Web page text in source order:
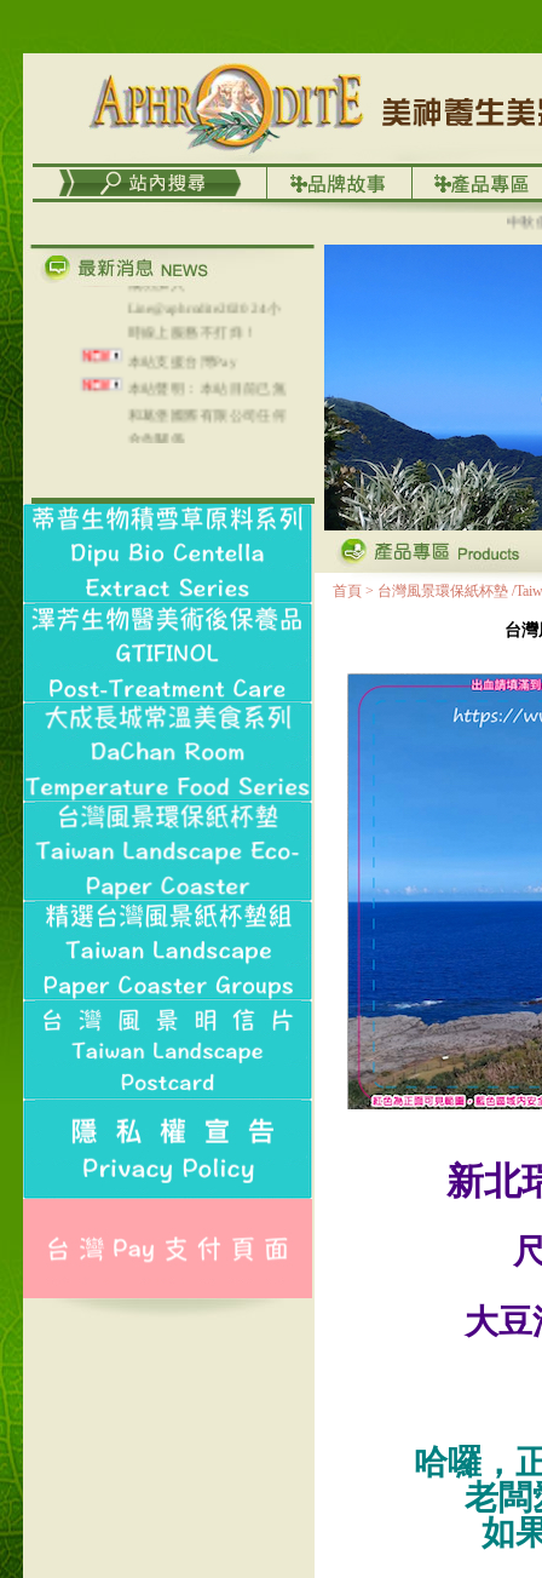
中秋優選
在外租屋者、居住處無管
理員、不方便在工作地點
取件者，歡迎多多使用
【郵局i郵箱】的服務喔～
【i郵箱】設立的地點，請
成功加入
Line@aphrodite2020 24小
本站支援台灣Pay
本站聲明：本站目前已無
和葛堡國際有限公司任何
合作關係
本站支援支付宝
NT$320(RMB￥71.00)
首頁 > 台灣風景環保紙杯墊 /
台灣
新北
大
哈囉，
老闆
如